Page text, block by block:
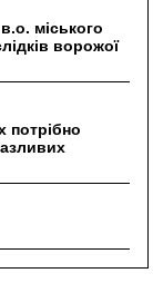
міського
ворожої
потрібно